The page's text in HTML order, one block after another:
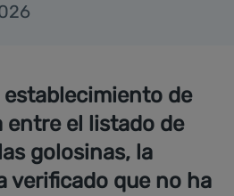
de
entre el listado de
golosinas, la
verificado que no ha